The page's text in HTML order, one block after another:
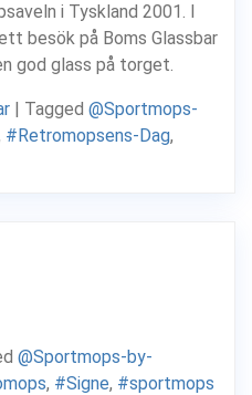
i Tyskland 2001. I
besök på Boms Glassbar
god glass på torget.
| Tagged @Sportmops-
#Retromopsens-Dag,
@Sportmops-by-
, #Signe, #sportmops